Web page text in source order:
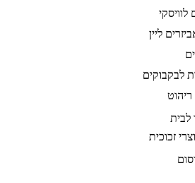
ליין
לבקבוקים
זכוכית